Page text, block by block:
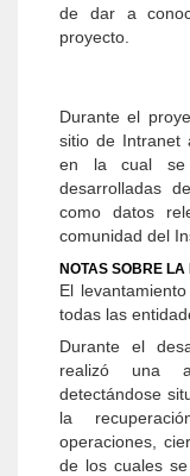
de dar a
proyecto.
Durante el
sitio de Intranet
en la cual se
desarrolladas
como datos
comunidad del
NOTAS SOBRE
El
todas las
Durante el
realizó una
detectándose
la
operaciones,
de los cuales